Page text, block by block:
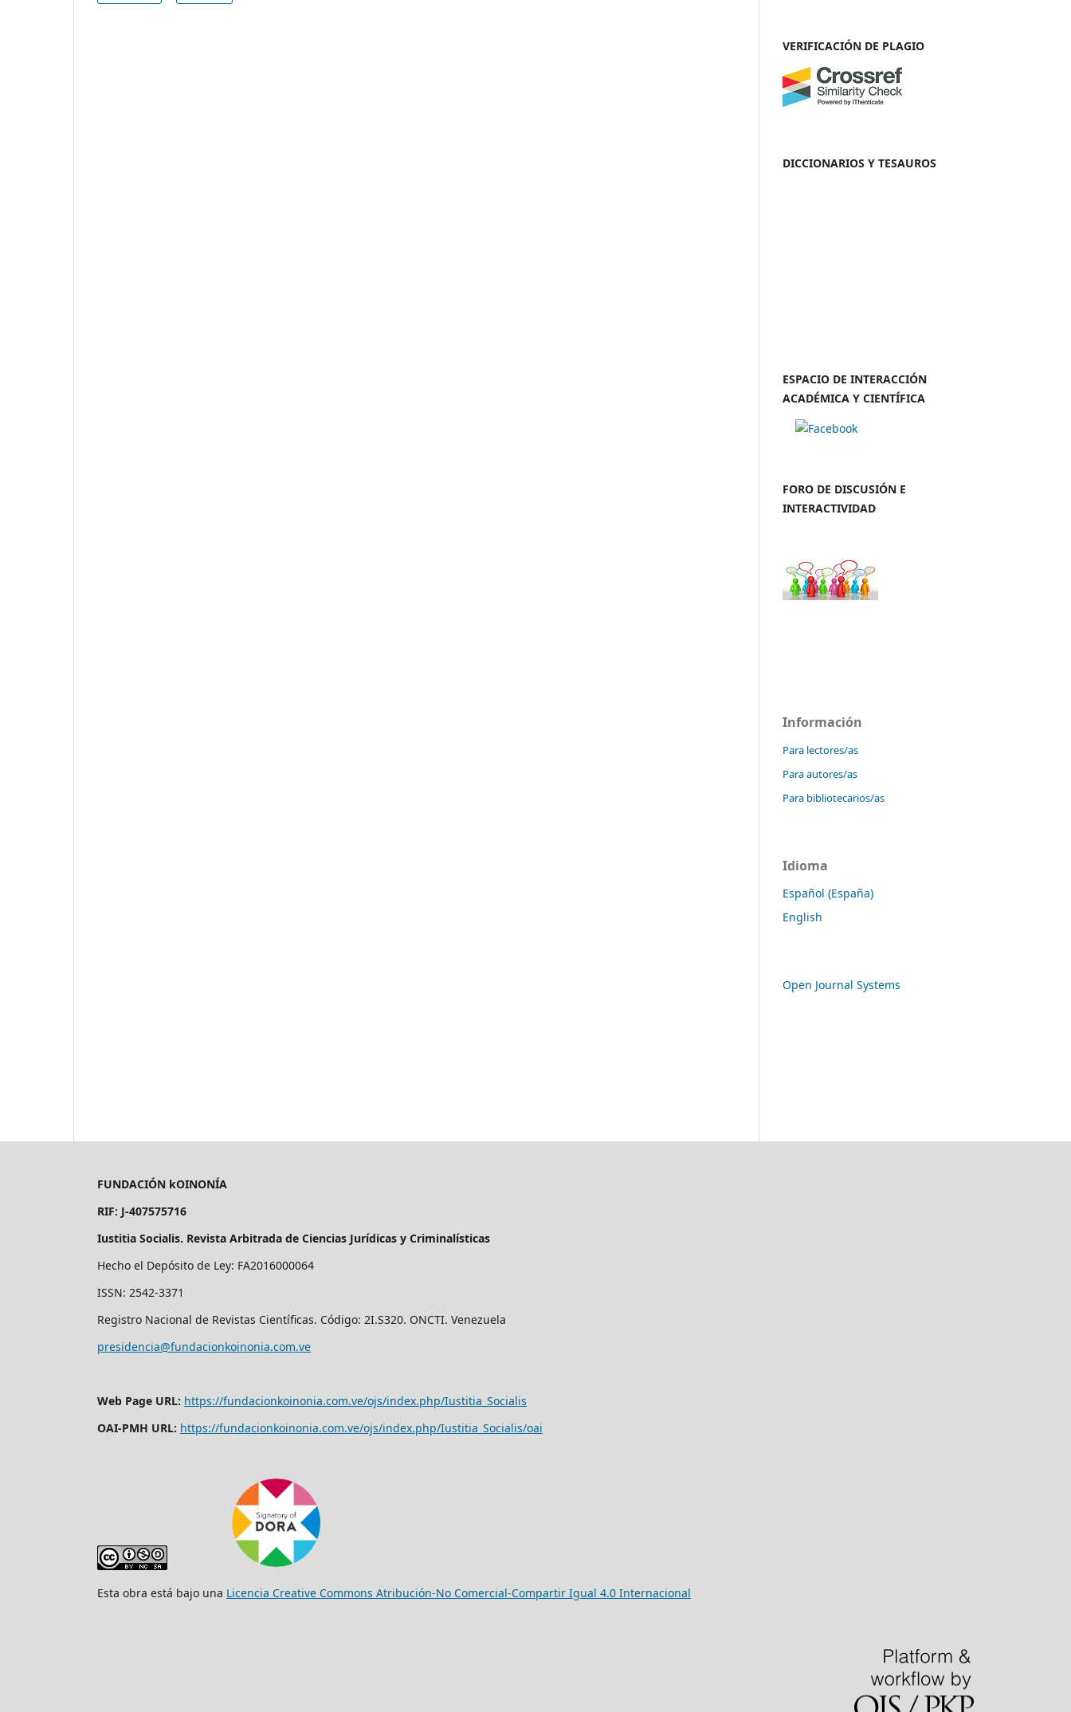
VERIFICACIÓN DE PLAGIO
DICCIONARIOS Y TESAUROS
ESPACIO DE INTERACCIÓN
ACADÉMICA Y CIENTÍFICA
FORO DE DISCUSIÓN E
INTERACTIVIDAD
Información
Para lectores/as
Para autores/as
Para bibliotecarios/as
Idioma
Español (España)
English
Open Journal Systems
FUNDACIÓN kOINONÍA
RIF: J-407575716
Iustitia Socialis. Revista Arbitrada de Ciencias Jurídicas y Criminalísticas
Hecho el Depósito de Ley: FA2016000064
ISSN: 2542-3371
Registro Nacional de Revistas Científicas. Código: 2I.S320. ONCTI. Venezuela
presidencia@fundacionkoinonia.com.ve
Web Page URL: https://fundacionkoinonia.com.ve/ojs/index.php/Iustitia_Socialis
OAI-PMH URL: https://fundacionkoinonia.com.ve/ojs/index.php/Iustitia_Socialis/oai
Esta obra está bajo una Licencia Creative Commons Atribución-No Comercial-Compartir Igual 4.0 Internacional